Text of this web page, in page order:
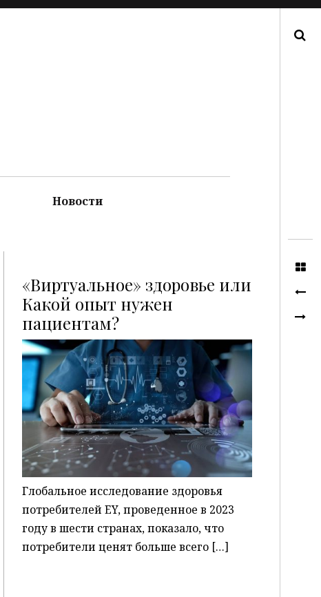
Новости
«Виртуальное» здоровье или
Какой опыт нужен
пациентам?P
Глобальное исследование здоровья
потребителей EY, проведенное в 2023
году в шести странах, показало, что
потребители ценят больше всего […]